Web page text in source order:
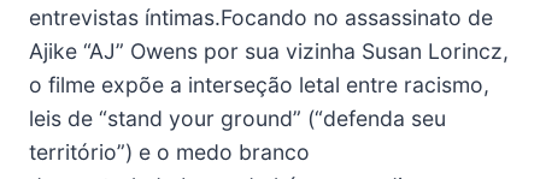
entrevistas íntimas.Focando no assassinato de
Ajike “AJ” Owens por sua vizinha Susan Lorincz,
o filme expõe a interseção letal entre racismo,
leis de “stand your ground” (“defenda seu
território”) e o medo branco